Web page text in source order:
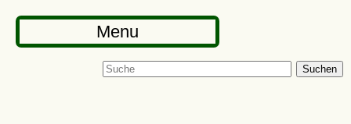
Menu
Suchen